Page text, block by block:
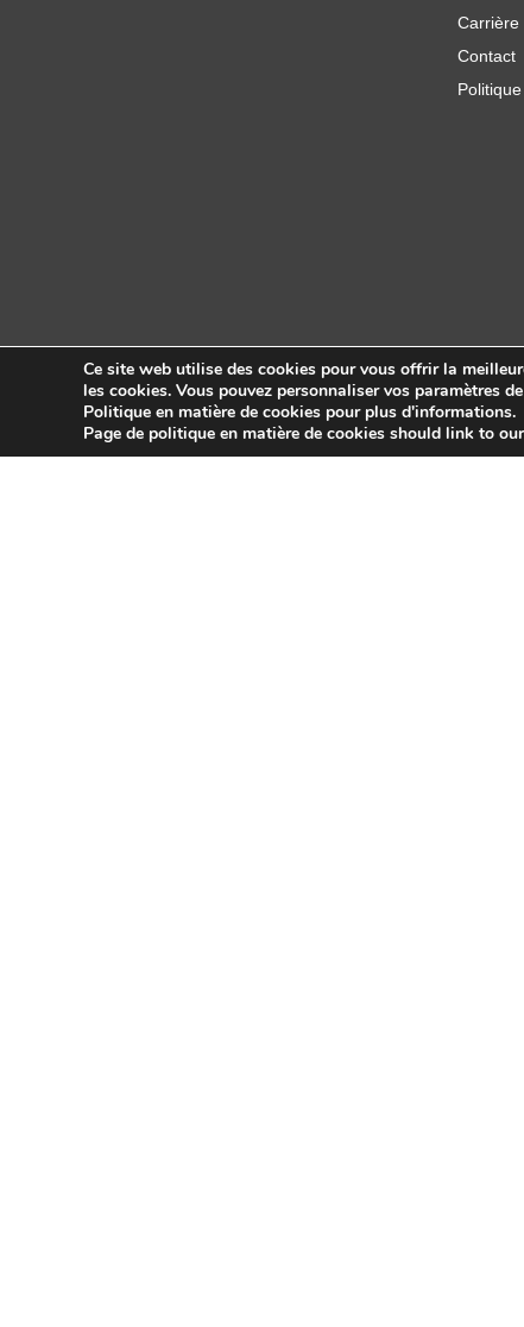
Carrière
Contact
Copyright © 2026 Sidekick Interactive Inc.
Ce site web utilise des cookies pour vous offrir la
les cookies. Vous pouvez personnaliser vos paramètres
Politique en matière de cookies pour plus d'informations.
Page de politique en matière de cookies should link to